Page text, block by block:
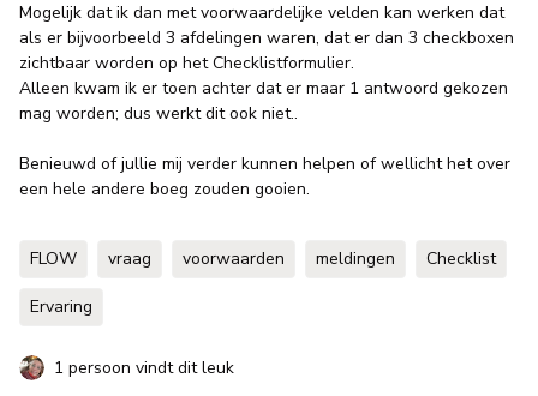
Mogelijk dat ik dan met voorwaardelijke velden kan werken dat
als er bijvoorbeeld 3 afdelingen waren, dat er dan 3 checkboxen
zichtbaar worden op het Checklistformulier.
Alleen kwam ik er toen achter dat er maar 1 antwoord gekozen
mag worden; dus werkt dit ook niet..
Benieuwd of jullie mij verder kunnen helpen of wellicht het over
een hele andere boeg zouden gooien.
FLOW vraag voorwaarden meldingen Checklist
Ervaring
1 persoon vindt dit leuk